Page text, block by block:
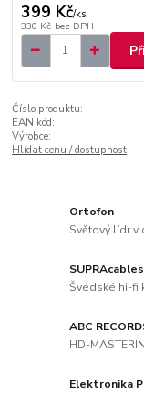
399 Kč/ks
330 Kč bez DPH
Číslo produktu:
EAN kód:
Výrobce:
Hlídat cenu / dostupnost
Ortofon
Světový lídr
SUPRAcables
Švédské hi-fi
ABC
HD-
Elektronika